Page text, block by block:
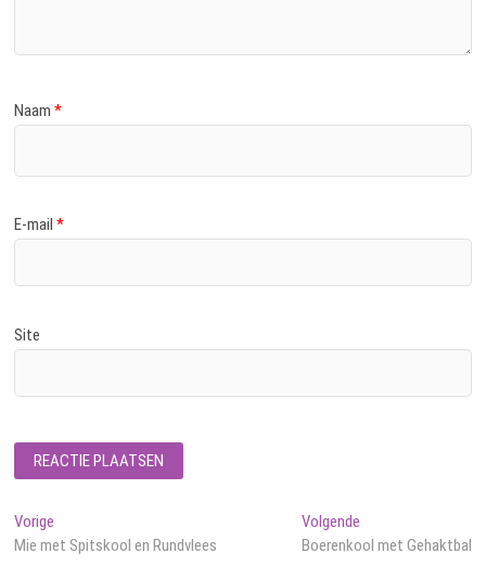
Naam*
E-mail*
Site
Bericht
navigatie
Vorige
bericht:
Mie met Spitskool en Rundvlees
VolgendeVolgend
bericht:
Boerenkool met Gehaktbal